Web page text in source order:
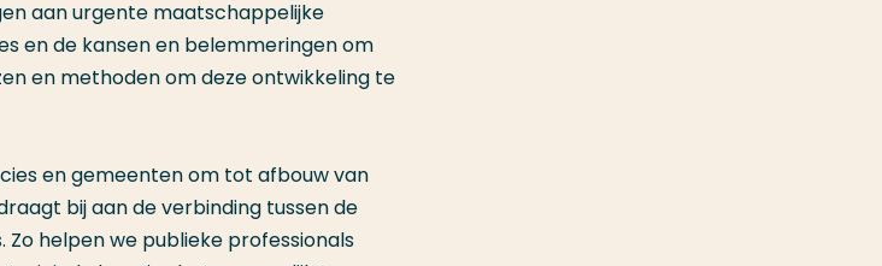
aan urgente maatschappelijke
en de kansen en belemmeringen om
en methoden om deze ontwikkeling te
en gemeenten om tot afbouw van
bij aan de verbinding tussen de
helpen we publieke professionals